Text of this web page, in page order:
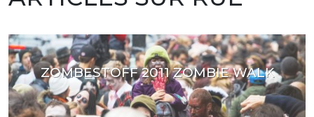
ZOMBESTOFF 2011 ZOMBIE WALK